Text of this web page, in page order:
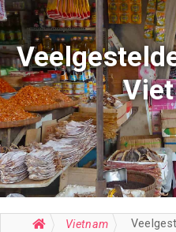
Vietnam